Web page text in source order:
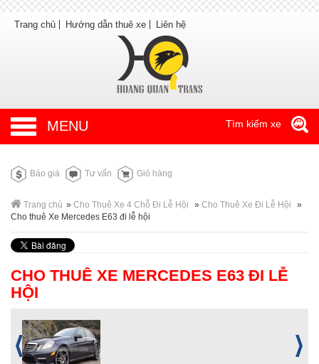
Trang chủ Hướng dẫn thuê xe Liên hệ
MENU Tìm kiếm xe
Báo giá Tư vấn Giỏ hàng
Trang chủ » Cho Thuê Xe 4 Chỗ Đi Lễ Hội » Cho Thuê Xe Đi Lễ Hội
»
Cho thuê Xe Mercedes E63 đi lễ hội
CHO THUÊ XE MERCEDES E63 ĐI LỄ
HỘI